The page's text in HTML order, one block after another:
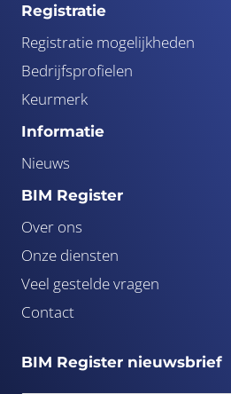
Registratie
Registratie mogelijkheden
Bedrijfsprofielen
Keurmerk
Informatie
Nieuws
BIM Register
Over ons
Onze diensten
Veel gestelde vragen
Contact
BIM Register nieuwsbrief